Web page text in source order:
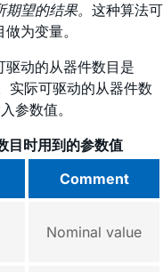
望的结果。 这种算法可
为变量。
驱动的从器件数目是
实际可驱动的从器件数
参数值。
目时用到的参数值
Comment
Nominal value